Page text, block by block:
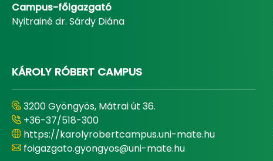
Campus-főigazgató
Nyitrainé dr. Sárdy Diána
KÁROLY RÓBERT CAMPUS
3200 Gyöngyös, Mátrai út 36.
+36-37/518-300
https://karolyrobertcampus.uni-mate.hu
foigazgato.gyongyos@uni-mate.hu